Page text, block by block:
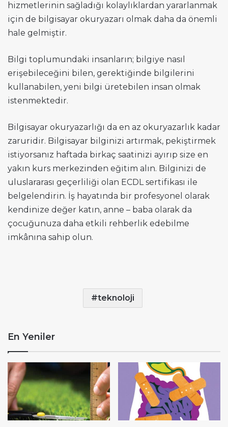
hizmetlerinin sağladığı kolaylıklardan yararlanmak
için de bilgisayar okuryazarı olmak daha da önemli
hale gelmiştir.
Bilgi toplumundaki insanların; bilgiye nasıl
erişebileceğini bilen, gerektiğinde bilgilerini
kullanabilen, yeni bilgi üretebilen insan olmak
istenmektedir.
Bilgisayar okuryazarlığı da en az okuryazarlık kadar
zaruridir. Bilgisayar bilginizi artırmak, pekiştirmek
istiyorsanız haftada birkaç saatinizi ayırıp size en
yakın kurs merkezinden eğitim alın. Bilginizi de
uluslararası geçerliliği olan ECDL sertifikası ile
belgelendirin. İş hayatında bir profesyonel olarak
kendinize değer katın, anne – baba olarak da
çocuğunuza daha etkili rehberlik edebilme
imkânına sahip olun.
teknoloji
En Yeniler